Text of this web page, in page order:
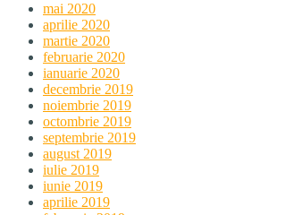
mai 2020
aprilie 2020
martie 2020
februarie 2020
ianuarie 2020
decembrie 2019
noiembrie 2019
octombrie 2019
septembrie 2019
august 2019
iulie 2019
iunie 2019
aprilie 2019